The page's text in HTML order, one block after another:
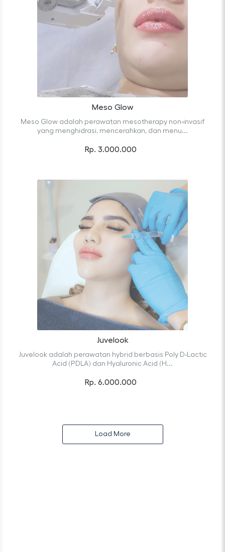
Meso Glow
Meso Glow adalah perawatan mesotherapy non-invasif
yang menghidrasi, mencerahkan, dan menu...
Rp. 3.000.000
Juvelook
Juvelook adalah perawatan hybrid berbasis Poly D-Lactic
Acid (PDLA) dan Hyaluronic Acid (H...
Rp. 6.000.000
Load More